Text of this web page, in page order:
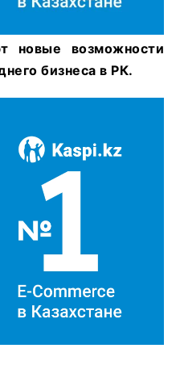
новые возможности
бизнеса в РК.